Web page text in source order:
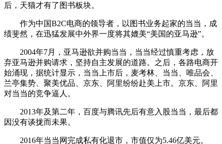
后，天猫才有了图书板块。
作为中国B2C电商的领导者，以图书业务起家的当当，成
绩斐然，在迅猛发展中外界一度将其媲美“美国的亚马逊”。
2004年7月，亚马逊欲并购当当，当当经过慎重考虑，放
弃亚马逊并购请求，坚持自主发展的道路。之后，各路电商开
始涌现，据统计显示，当当上市后，麦考林、当当、唯品会、
兰亭集势、聚美优品、京东、阿里纷纷赴美上市。京东、阿里
对当当的竞争逼人。
2013年及第二年，百度与腾讯先后有意入股当当，最后都
因没有谈拢而未果。
2016年当当网完成私有化退市，市值仅为5.46亿美元。